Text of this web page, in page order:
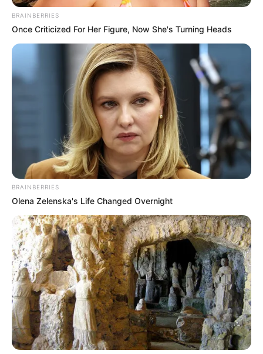
BRAINBERRIES
Once Criticized For Her Figure, Now She's Turning Heads
BRAINBERRIES
Olena Zelenska's Life Changed Overnight